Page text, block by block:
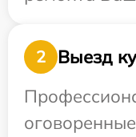
2
Выезд